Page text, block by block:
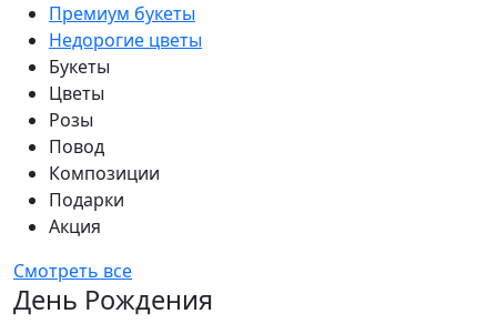
Премиум букеты
Недорогие цветы
Букеты
Цветы
Розы
Повод
Композиции
Подарки
Акция
Смотреть все
День Рождения